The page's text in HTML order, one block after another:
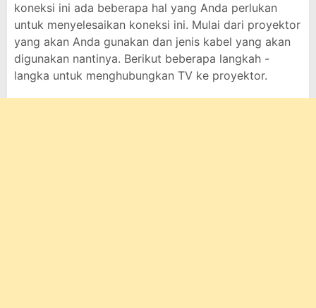
koneksi ini ada beberapa hal yang Anda perlukan
untuk menyelesaikan koneksi ini. Mulai dari proyektor
yang akan Anda gunakan dan jenis kabel yang akan
digunakan nantinya. Berikut beberapa langkah -
langka untuk menghubungkan TV ke proyektor.